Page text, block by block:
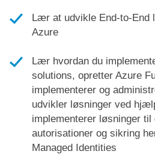
Lær at udvikle End-to-End
Azure
Lær hvordan du
solutions, opretter Azure
implementerer og
udvikler løsninger ved
implementerer løsninger til
autorisationer og sikring
Managed Identities